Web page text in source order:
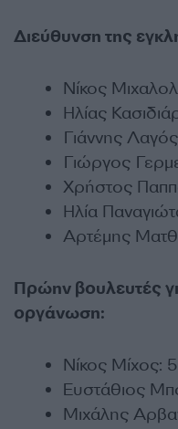
Διεύθυνση της
Νίκος
Ηλίας
Γιάννης
Γιώργος
Χρήστος
Ηλία
Αρτέμης
Πρώην βουλευτές
οργάνωση:
Νίκος Μίχος:
Ευστάθιος
Μιχάλης